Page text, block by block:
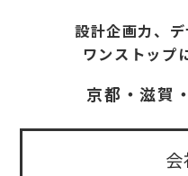
設計企画力、
ワンストップ
京都・滋賀